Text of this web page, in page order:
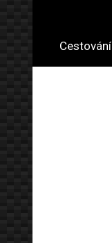
Cestování